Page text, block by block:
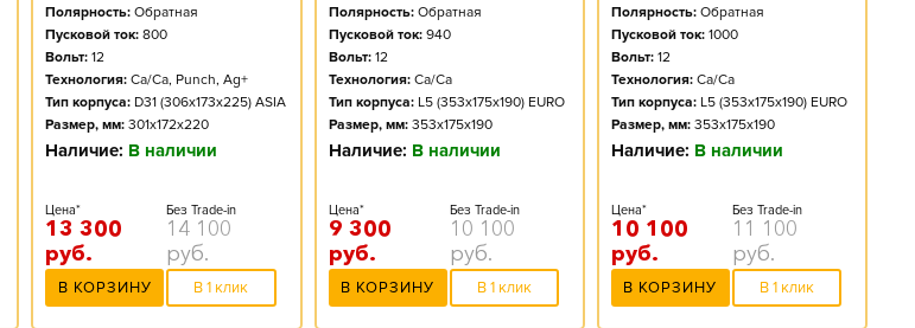
Полярность: Обратная
Пусковой ток: 800
Вольт: 12
Технология: Ca/Ca, Punch, Ag+
Тип корпуса: D31 (306x173x225) ASIA
Размер, мм: 301x172x220
Наличие: В наличии
Цена*
13 300
руб.
Без Trade-in
14 100
руб.
В КОРЗИНУ В 1 клик
Полярность: Обратная
Пусковой ток: 940
Вольт: 12
Технология: Ca/Ca
Тип корпуса: L5 (353x175x190) EURO
Размер, мм: 353x175x190
Наличие: В наличии
Цена*
9 300
руб.
Без Trade-in
10 100
руб.
В КОРЗИНУ В 1 клик
Полярность: Обратная
Пусковой ток: 1000
Вольт: 12
Технология: Ca/Ca
Тип корпуса: L5 (353x175x190) EURO
Размер, мм: 353x175x190
Наличие: В наличии
Цена*
10 100
руб.
Без Trade-in
11 100
руб.
В КОРЗИНУ В 1 клик